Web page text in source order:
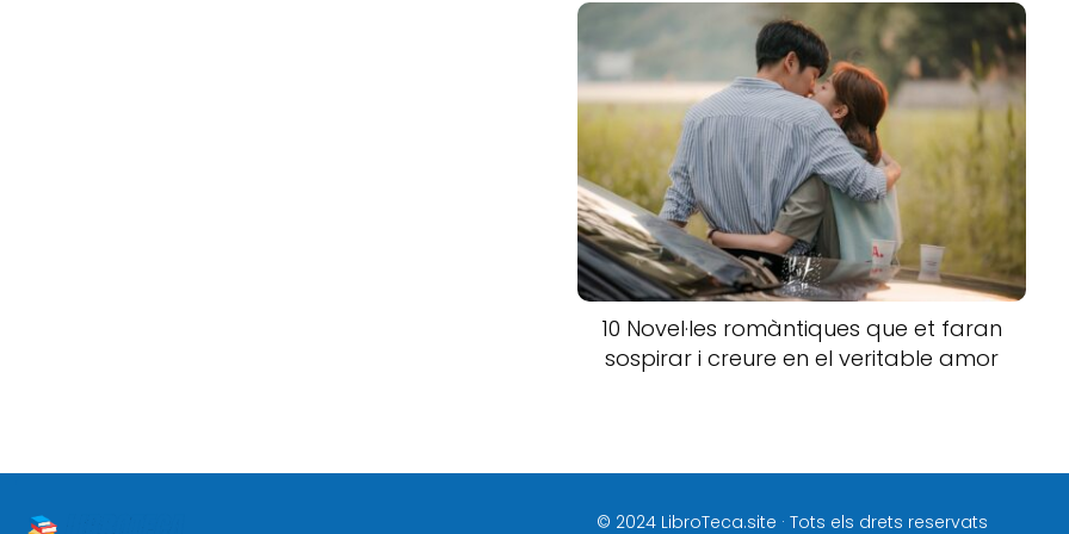
10 Novel·les romàntiques que et faran
sospirar i creure en el veritable amor
© 2024 LibroTeca.site · Tots els drets reservats